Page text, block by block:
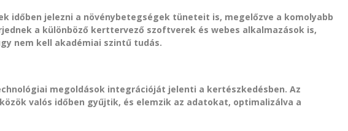
időben jelezni a növénybetegségek tüneteit is, megelőzve a komolyabb
a különböző kerttervező szoftverek és webes alkalmazások is,
nem kell akadémiai szintű tudás.
megoldások integrációját jelenti a kertészkedésben. Az
valós időben gyűjtik, és elemzik az adatokat, optimalizálva a